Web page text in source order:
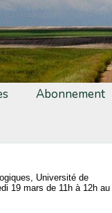
Abonnement
Université de
19 mars de 11h à 12h au